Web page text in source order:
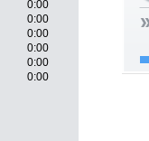
0:00
0:00
0:00
0:00
0:00
0:00